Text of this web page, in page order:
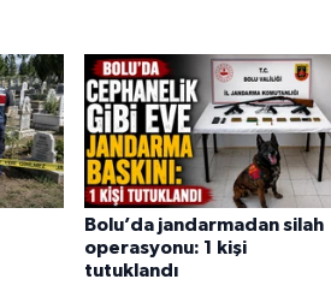
Bolu’da jandarmadan silah
operasyonu: 1 kişi
tutuklandı